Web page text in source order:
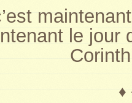
le jour
♦